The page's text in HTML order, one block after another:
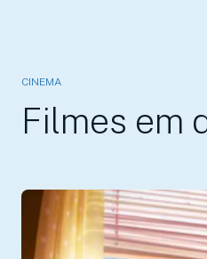
CINEMA
Filmes em